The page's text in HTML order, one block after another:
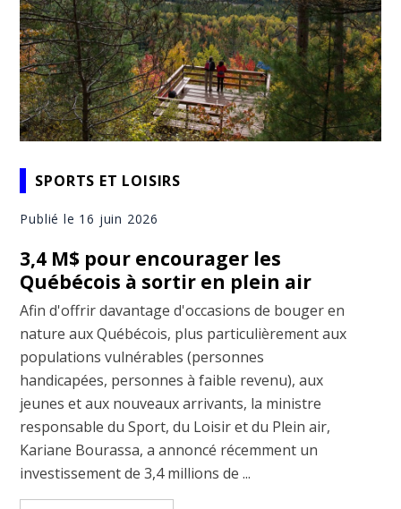
SPORTS ET LOISIRS
Publié le 16 juin 2026
3,4 M$ pour encourager les
Québécois à sortir en plein air
Afin d'offrir davantage d'occasions de bouger en
nature aux Québécois, plus particulièrement aux
populations vulnérables (personnes
handicapées, personnes à faible revenu), aux
jeunes et aux nouveaux arrivants, la ministre
responsable du Sport, du Loisir et du Plein air,
Kariane Bourassa, a annoncé récemment un
investissement de 3,4 millions de ...